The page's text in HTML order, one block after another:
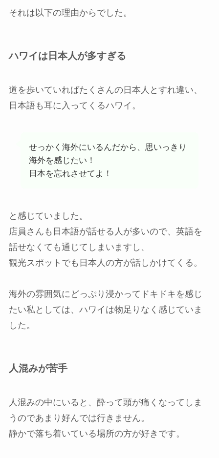
それは以下の理由からでした。
ハワイは日本人が多すぎる
道を歩いていればたくさんの日本人とすれ違い、
日本語も耳に入ってくるハワイ。
せっかく海外にいるんだから、思いっきり
海外を感じたい！
日本を忘れさせてよ！
と感じていました。
店員さんも日本語が話せる人が多いので、英語を
話せなくても通じてしまいますし、
観光スポットでも日本人の方が話しかけてくる。
海外の雰囲気にどっぷり浸かってドキドキを感じ
たい私としては、ハワイは物足りなく感じていま
した。
人混みが苦手
人混みの中にいると、酔って頭が痛くなってしま
うのであまり好んでは行きません。
静かで落ち着いている場所の方が好きです。